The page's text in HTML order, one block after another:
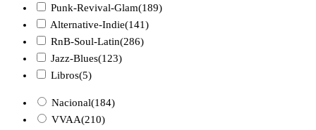
Punk-Revival-Glam(189)
Alternative-Indie(141)
RnB-Soul-Latin(286)
Jazz-Blues(123)
Libros(5)
Nacional(184)
VVAA(210)